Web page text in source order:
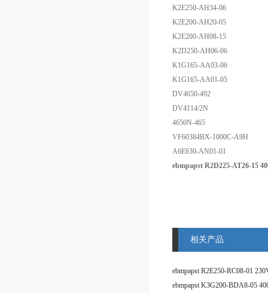
K2E250-AH34-06
K2E200-AH20-05
K2E200-AH08-15
K2D250-AH06-06
K1G165-AA03-06
K1G165-AA01-05
DV4650-492
DV4114/2N
4650N-465
VF60384BX-1000C-A9H
A6E630-AN01-01
ebmpapst R2D225-AT26-15
相关产品